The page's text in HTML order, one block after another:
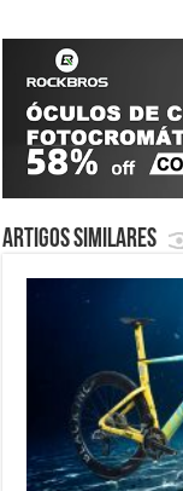
Artigos similares